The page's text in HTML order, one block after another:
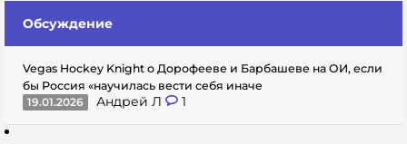
Обсуждение
Vegas Hockey Knight о Дорофееве и Барбашеве на ОИ, если
бы Россия «научилась вести себя иначе
19.01.2026
Андрей Л 1